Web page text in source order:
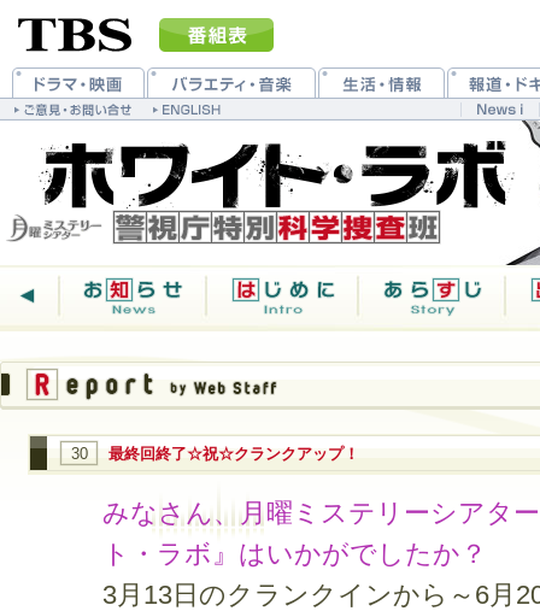
30 最終回終了☆祝☆クランクアップ！
みなさん、月曜ミステリーシアタ
ト・ラボ』はいかがでしたか？
3月13日のクランクインから～6月